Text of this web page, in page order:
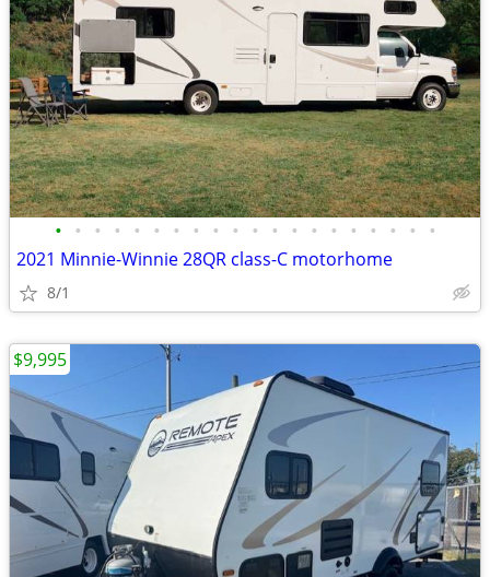
• • • • • • • • • • • • • • • • • • • •
2021 Minnie-Winnie 28QR class-C motorhome
8/1
$9,995